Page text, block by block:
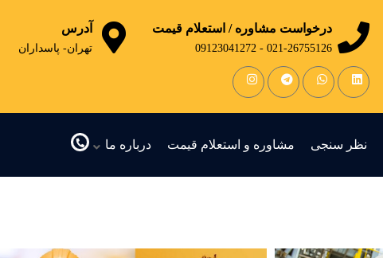
درخواست مشاوره / استعلام قیمت
021-26755126 - 09123041272
آدرس
تهران- پاسداران
نظر سنجی مشاوره و استعلام قیمت درباره ما